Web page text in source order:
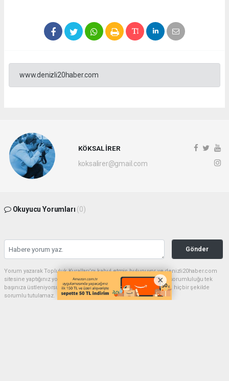
www.denizli20haber.com
KÖKSAL İRER
koksalirer@gmail.com
Okuyucu Yorumları (0)
Gönder
Yorum yazarak Topluluk Kuralları’nı kabul etmiş bulunuyor ve denizli20haber.com
sitesine yaptığınız yorumunuzla ilgili doğrudan veya dolaylı tüm sorumluluğu tek
başınıza üstleniyorsunuz. Yazılan tüm yorumlardan site yönetimi hiçbir şekilde
sorumlu tutulamaz.